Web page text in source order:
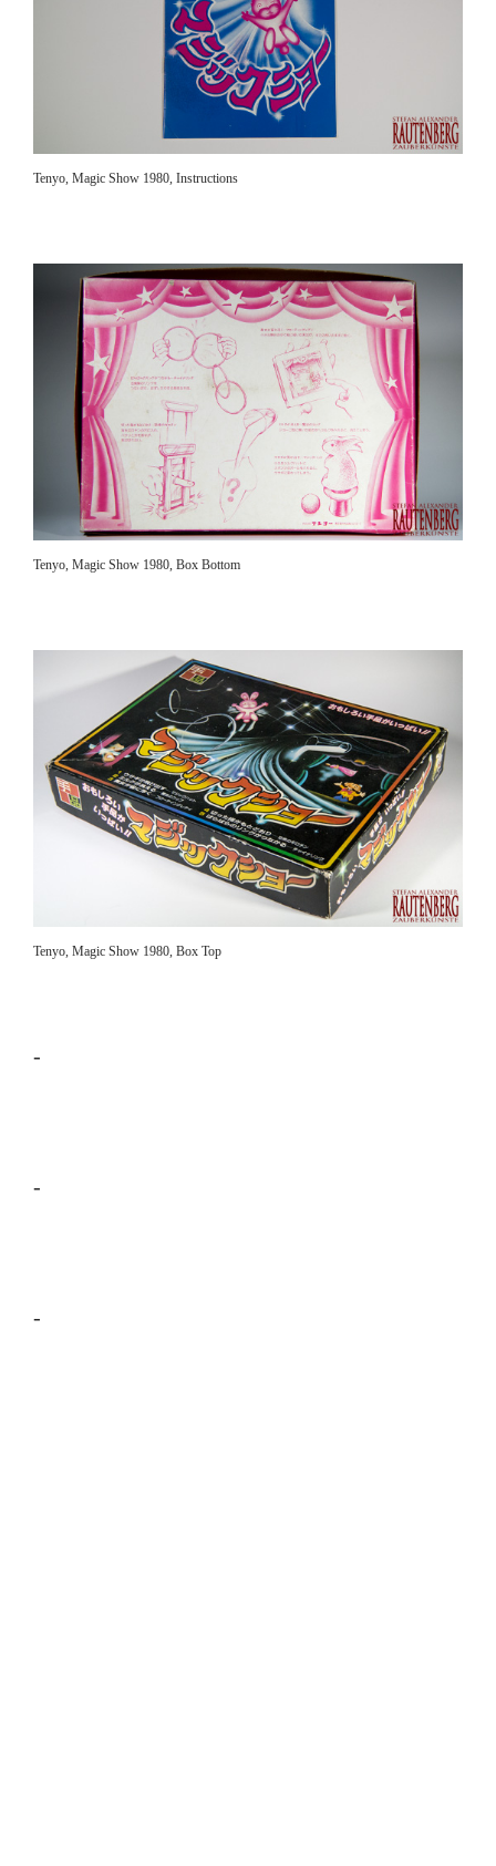
Tenyo, Magic Show 1980, Instructions
Tenyo, Magic Show 1980, Box Bottom
Tenyo, Magic Show 1980, Box Top
-
-
-